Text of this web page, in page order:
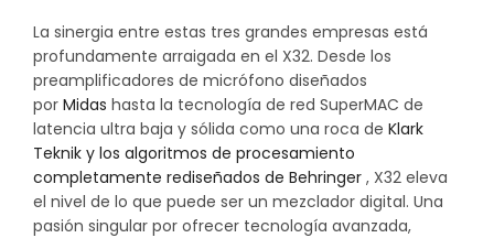
La sinergia entre estas tres grandes empresas está
profundamente arraigada en el X32. Desde los
preamplificadores de micrófono diseñados
por Midas hasta la tecnología de red SuperMAC de
latencia ultra baja y sólida como una roca de Klark
Teknik y los algoritmos de procesamiento
completamente rediseñados de Behringer , X32 eleva
el nivel de lo que puede ser un mezclador digital. Una
pasión singular por ofrecer tecnología avanzada,